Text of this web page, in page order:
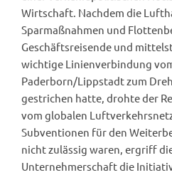
Wirtschaft. Nachdem die
Sparmaßnahmen und
Geschäftsreisende und
wichtige Linienverbindung
Paderborn/Lippstadt zum
gestrichen hatte, drohte der
vom globalen
Subventionen für den
nicht zulässig waren, ergriff
Unternehmerschaft die